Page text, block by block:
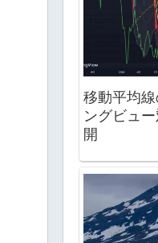
移動平均
ングビュ
開